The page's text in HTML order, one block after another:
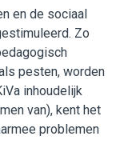
en de sociaal
Zo
pesten, worden
inhoudelijk
van), kent het
problemen